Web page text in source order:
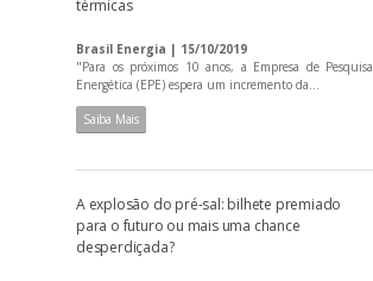
térmicas
Brasil Energia | 15/10/2019
"Para os próximos 10 anos, a Empresa de Pesquisa
Energética (EPE) espera um incremento da...
Saiba Mais
A explosão do pré-sal: bilhete premiado
para o futuro ou mais uma chance
desperdiçada?